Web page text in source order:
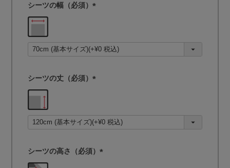
シーツの幅（必須）
須
)
シーツの丈（必須）
須
)
シーツの高さ（必須）